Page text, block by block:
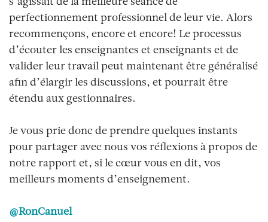
s’agissait de la meilleure séance de
perfectionnement professionnel de leur vie. Alors
recommençons, encore et encore! Le processus
d’écouter les enseignantes et enseignants et de
valider leur travail peut maintenant être généralisé
afin d’élargir les discussions, et pourrait être
étendu aux gestionnaires.
Je vous prie donc de prendre quelques instants
pour partager avec nous vos réflexions à propos de
notre rapport et, si le cœur vous en dit, vos
meilleurs moments d’enseignement.
@RonCanuel